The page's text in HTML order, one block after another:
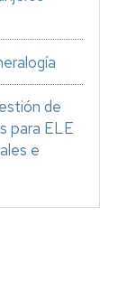
de
para ELE
e